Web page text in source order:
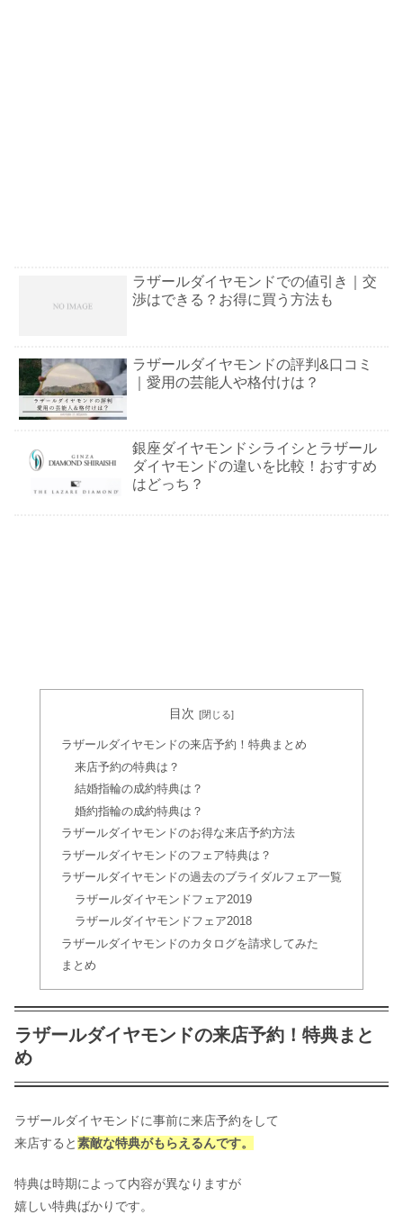
ラザールダイヤモンドでの値引き｜交
渉はできる？お得に買う方法も
ラザールダイヤモンドの評判&口コミ
｜愛用の芸能人や格付けは？
銀座ダイヤモンドシライシとラザール
ダイヤモンドの違いを比較！おすすめ
はどっち？
目次
ラザールダイヤモンドの来店予約！特典まとめ
来店予約の特典は？
結婚指輪の成約特典は？
婚約指輪の成約特典は？
ラザールダイヤモンドのお得な来店予約方法
ラザールダイヤモンドのフェア特典は？
ラザールダイヤモンドの過去のブライダルフェア一覧
ラザールダイヤモンドフェア2019
ラザールダイヤモンドフェア2018
ラザールダイヤモンドのカタログを請求してみた
まとめ
ラザールダイヤモンドの来店予約！特典まと
め
ラザールダイヤモンドに事前に来店予約をして
来店すると素敵な特典がもらえるんです。
特典は時期によって内容が異なりますが
嬉しい特典ばかりです。